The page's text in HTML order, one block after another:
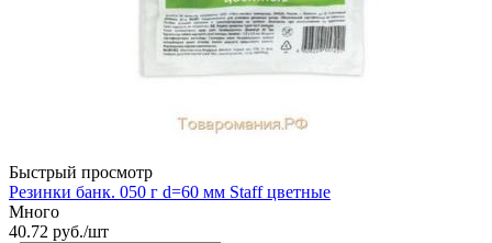
Быстрый просмотр
Резинки банк. 050 г d=60 мм Staff цветные
Много
40.72 руб./шт